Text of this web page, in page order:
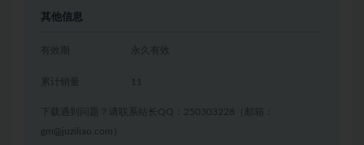
其他信息
有效期 永久有效
累计销量 11
下载遇到问题？请联系站长QQ：250303228（邮箱：
gm@juziliao.com）